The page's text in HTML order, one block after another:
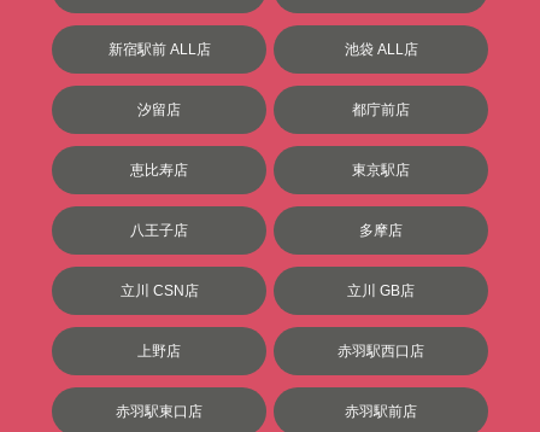
新宿駅前 ALL店 池袋 ALL店
汐留店 都庁前店
恵比寿店 東京駅店
八王子店 多摩店
立川 CSN店 立川 GB店
上野店 赤羽駅西口店
赤羽駅東口店 赤羽駅前店